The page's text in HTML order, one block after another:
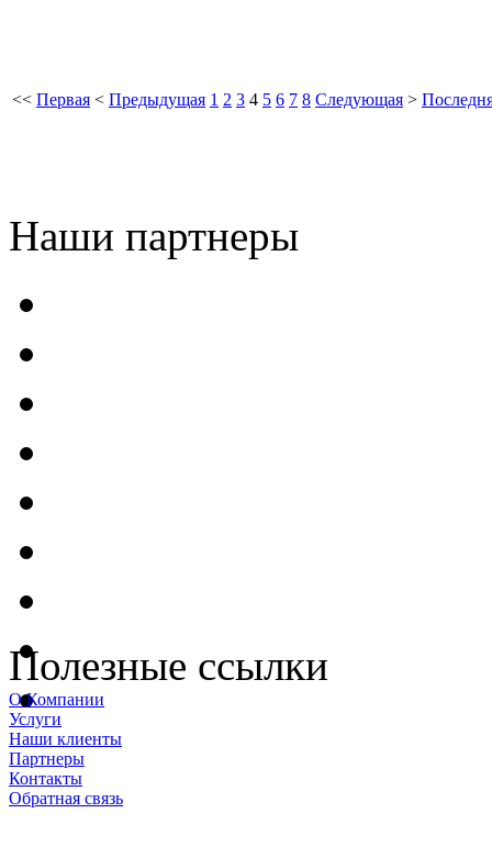
<< Первая < Предыдущая 1 2 3 4 5 6 7 8 Следующая >
Наши партнеры
Полезные ссылки
О Компании
Услуги
Наши клиенты
Партнеры
Контакты
Обратная связь